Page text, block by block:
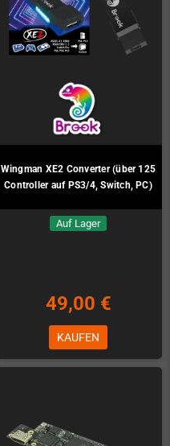
Wingman XE2 Converter (über 125
Controller auf PS3/4, Switch, PC)
Auf Lager
49,00 €
KAUFEN